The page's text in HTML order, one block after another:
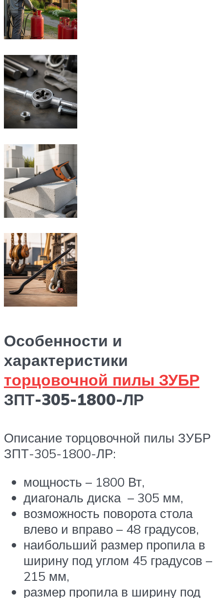
Особенности и
характеристики
торцовочной пилы ЗУБР
ЗПТ-305-1800-ЛР
Описание торцовочной пилы ЗУБР
ЗПТ-305-1800-ЛР:
мощность – 1800 Вт,
диагональ диска – 305 мм,
возможность поворота стола
влево и вправо – 48 градусов,
наибольший размер пропила в
ширину под углом 45 градусов –
215 мм,
размер пропила в ширину под